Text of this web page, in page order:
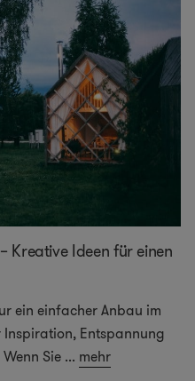
Kreative Ideen für einen
ein einfacher Anbau im
Entspannung
Sie ... mehr